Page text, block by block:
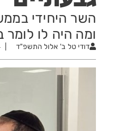
השר היחידי
ומה היה לו לומר
דודי טל ב' אלול התשפ"ד